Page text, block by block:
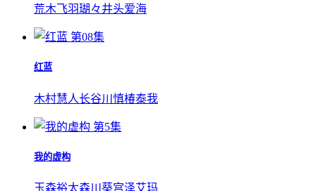
荒木飞羽瑚々井头爱海
第08集
红蓝
木村慧人长谷川慎椿泰我
第5集
我的虚构
玉森裕太森川葵宫泽艾玛